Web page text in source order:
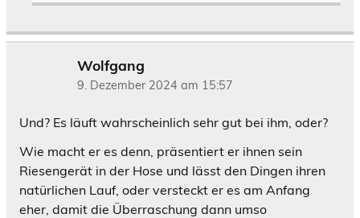
Wolfgang
9. Dezember 2024 am 15:57
Und? Es läuft wahrscheinlich sehr gut bei ihm, oder?
Wie macht er es denn, präsentiert er ihnen sein
Riesengerät in der Hose und lässt den Dingen ihren
natürlichen Lauf, oder versteckt er es am Anfang
eher, damit die Überraschung dann umso